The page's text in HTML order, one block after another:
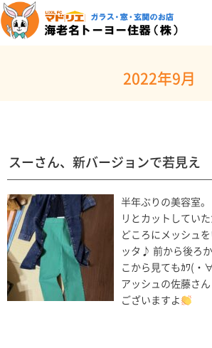
2022年9月
スーさん、新バージョンで若見え
半年ぶりの美容室
リとカットしてい
どころにメッシュ
ッタ♪ 前から後ろ
こから見てもｶﾜ(・
アッシュの佐藤さ
ございますよ